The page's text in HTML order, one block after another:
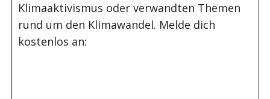
Klimaaktivismus oder verwandten Themen
rund um den Klimawandel. Melde dich
kostenlos an: